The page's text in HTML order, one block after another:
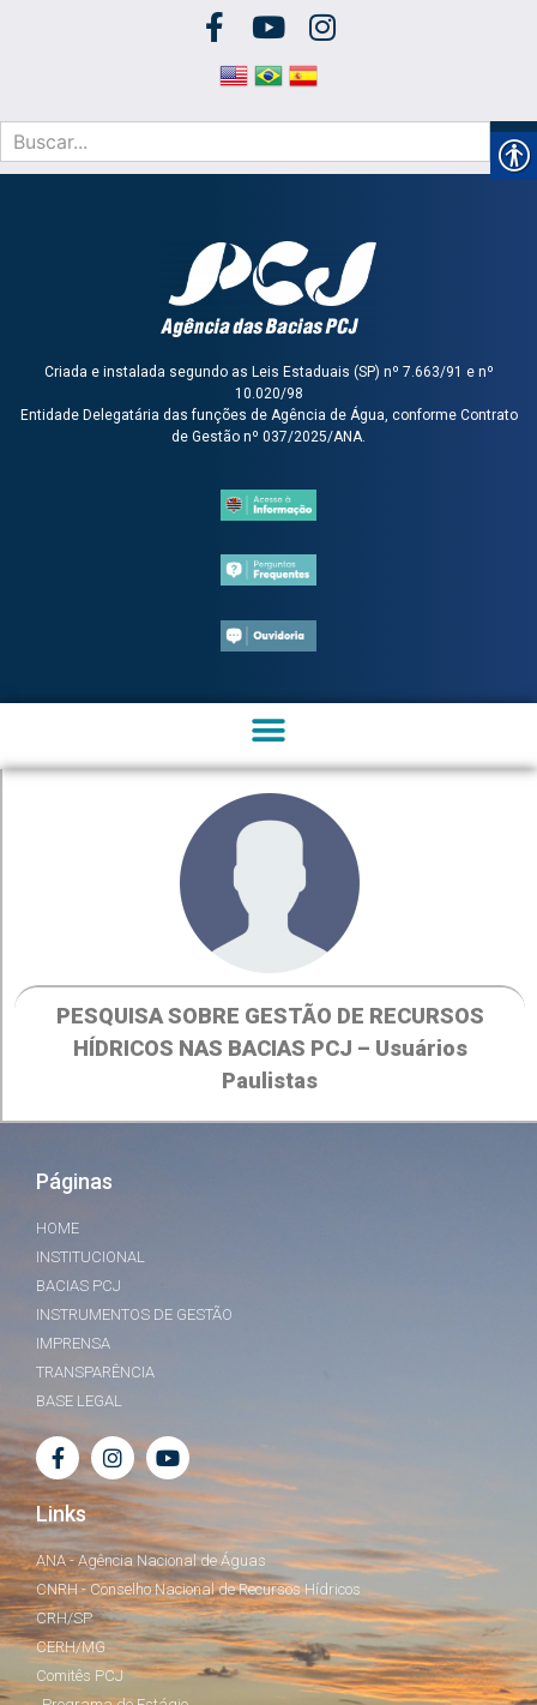
Criada e instalada segundo as Leis Estaduais (SP) nº 7.663/91 e nº
10.020/98
Entidade Delegatária das funções de Agência de Água, conforme Contrato
de Gestão nº 037/2025/ANA.
PESQUISA SOBRE GESTÃO DE RECURSOS
HÍDRICOS NAS BACIAS PCJ – Usuários
Paulistas
Páginas
HOME
INSTITUCIONAL
BACIAS PCJ
INSTRUMENTOS DE GESTÃO
IMPRENSA
TRANSPARÊNCIA
BASE LEGAL
Links
ANA - Agência Nacional de Águas
CNRH - Conselho Nacional de Recursos Hídricos
CRH/SP
CERH/MG
Comitês PCJ